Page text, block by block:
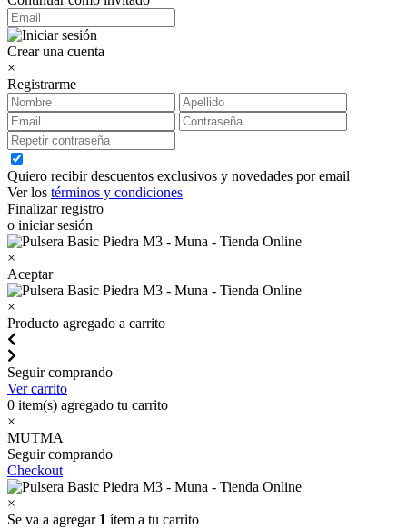
Crear una cuenta
×
Registrarme
Quiero recibir descuentos exclusivos y novedades por email
Ver los términos y condiciones
Finalizar registro
o iniciar sesión
×
Aceptar
×
Producto agregado a carrito
Seguir comprando
Ver carrito
0 item(s) agregado tu carrito
×
MUTMA
Seguir comprando
Checkout
×
Se va a agregar 1 ítem a tu carrito